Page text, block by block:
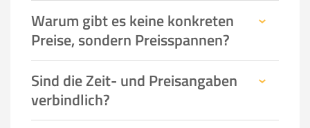
Warum gibt es keine konkreten
Preise, sondern Preisspannen?
Sind die Zeit- und Preisangaben
verbindlich?